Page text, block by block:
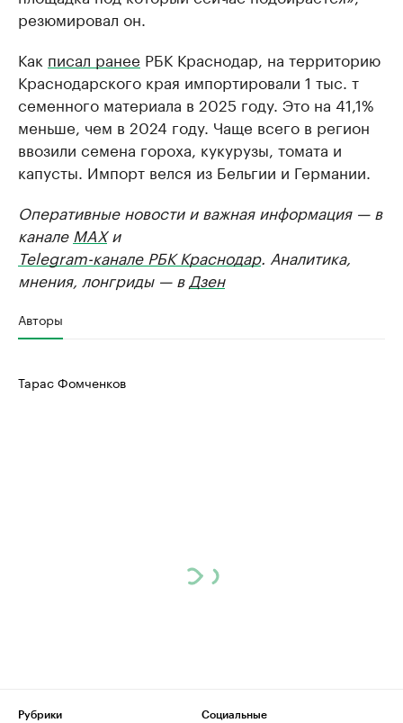
резюмировал он.
Как писал ранее РБК Краснодар, на территорию
Краснодарского края импортировали 1 тыс. т
семенного материала в 2025 году. Это на 41,1%
меньше, чем в 2024 году. Чаще всего в регион
ввозили семена гороха, кукурузы, томата и
капусты. Импорт велся из Бельгии и Германии.
Оперативные новости и важная информация — в
канале MAXи
Telegram-канале РБК Краснодар. Аналитика,
мнения, лонгриды — в Дзен
Авторы
Тарас Фомченков
Рубрики
Социальные